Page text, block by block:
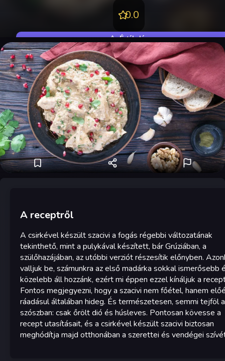
0.0
Értékelés
A receptről
A csirkével készült szacivi a fogás régebbi változatának
tekinthető, mint a pulykával készített, bár Grúziában, a
szülőhazájában, az utóbbi verziót részesítik előnyben.
valljuk be, számunkra az első madárka sokkal ismerősebb
közelebb áll hozzánk, ezért mi éppen ezzel kínáljuk a
Fontos megjegyezni, hogy a szacivi nem főétel, hanem
ráadásul általában hideg. És természetesen, semmi tejföl a
szószban: csak őrölt dió és húsleves. Pontosan kövesse a
recept utasításait, és a csirkével készült szacivi biztosan
meghódítja majd otthonában a szerettei és vendégei